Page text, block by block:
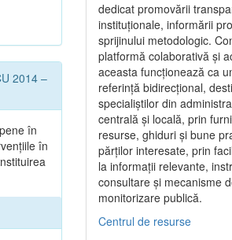
2014 –
în
în
dedicat promovării
instituționale, informării
sprijinului metodologic.
platformă colaborativă și
aceasta funcționează ca
referință bidirecțional,
specialiștilor din
centrală și locală, prin
resurse, ghiduri și bune
părților interesate, prin
la informații relevante,
consultare și mecanisme
monitorizare publică.
Centrul de resurse